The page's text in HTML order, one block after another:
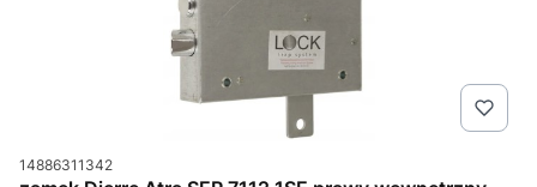
Kod produktu
14886311342